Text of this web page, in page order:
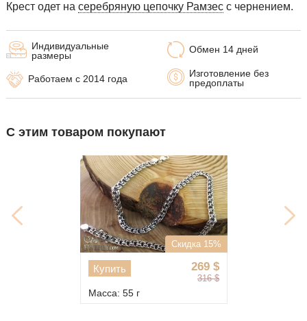
Крест одет на серебряную цепочку Рамзес с чернением.
Обмен 14 дней
Изготовление без
предоплаты
Индивидуальные
размеры
Работаем с 2014 года
С этим товаром покупают
Скидка 15%
269 $
316 $
Купить
Масса: 55 г